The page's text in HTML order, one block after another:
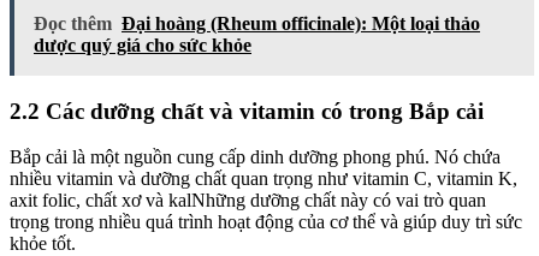
Đọc thêm Đại hoàng (Rheum officinale): Một loại thảo
dược quý giá cho sức khỏe
2.2 Các dưỡng chất và vitamin có trong Bắp cải
Bắp cải là một nguồn cung cấp dinh dưỡng phong phú. Nó chứa
nhiều vitamin và dưỡng chất quan trọng như vitamin C, vitamin K,
axit folic, chất xơ và kalNhững dưỡng chất này có vai trò quan
trọng trong nhiều quá trình hoạt động của cơ thể và giúp duy trì sức
khỏe tốt.